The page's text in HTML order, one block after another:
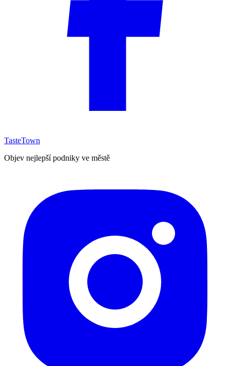
TasteTown
Objev nejlepší podniky ve městě